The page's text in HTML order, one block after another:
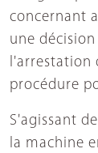
concernant
une
l'arrestation
procédure
S'agissant
la machine